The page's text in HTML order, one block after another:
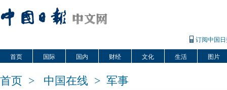
订阅中国
首页 国际 国内 财经 文化 生活 图片
首页 > 中国在线 > 军事